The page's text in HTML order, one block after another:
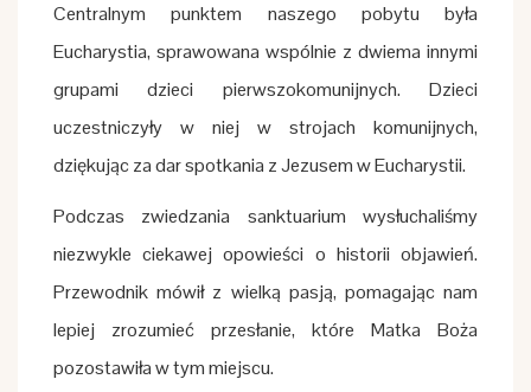
Centralnym punktem naszego pobytu była
Eucharystia, sprawowana wspólnie z dwiema innymi
grupami dzieci pierwszokomunijnych. Dzieci
uczestniczyły w niej w strojach komunijnych,
dziękując za dar spotkania z Jezusem w Eucharystii.
Podczas zwiedzania sanktuarium wysłuchaliśmy
niezwykle ciekawej opowieści o historii objawień.
Przewodnik mówił z wielką pasją, pomagając nam
lepiej zrozumieć przesłanie, które Matka Boża
pozostawiła w tym miejscu.